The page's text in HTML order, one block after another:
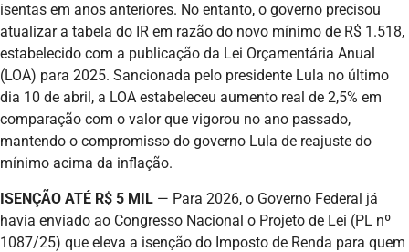
isentas em anos anteriores. No entanto, o governo precisou
atualizar a tabela do IR em razão do novo mínimo de R$ 1.518,
estabelecido com a publicação da Lei Orçamentária Anual
(LOA) para 2025. Sancionada pelo presidente Lula no último
dia 10 de abril, a LOA estabeleceu aumento real de 2,5% em
comparação com o valor que vigorou no ano passado,
mantendo o compromisso do governo Lula de reajuste do
mínimo acima da inflação.
ISENÇÃO ATÉ R$ 5 MIL — Para 2026, o Governo Federal já
havia enviado ao Congresso Nacional o Projeto de Lei (PL nº
1087/25) que eleva a isenção do Imposto de Renda para quem